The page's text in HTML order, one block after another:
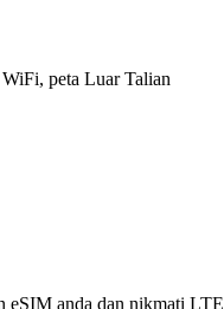
peta Luar Talian
eSIM anda dan nikmati LTE